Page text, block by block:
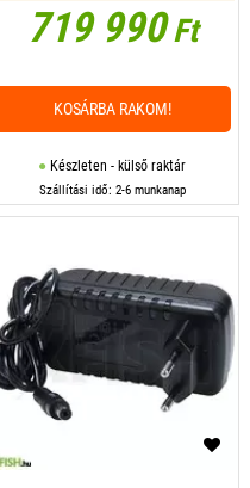
719 990Ft
Készleten - külső raktár
Szállítási idő: 2-6 munkanap
KOSÁRBA RAKOM!